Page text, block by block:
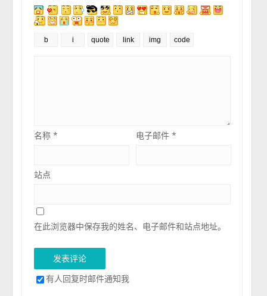
名称* 电子邮件*
站点
在此浏览器中保存我的姓名、电子邮件和站点地址。
有人回复时邮件通知我